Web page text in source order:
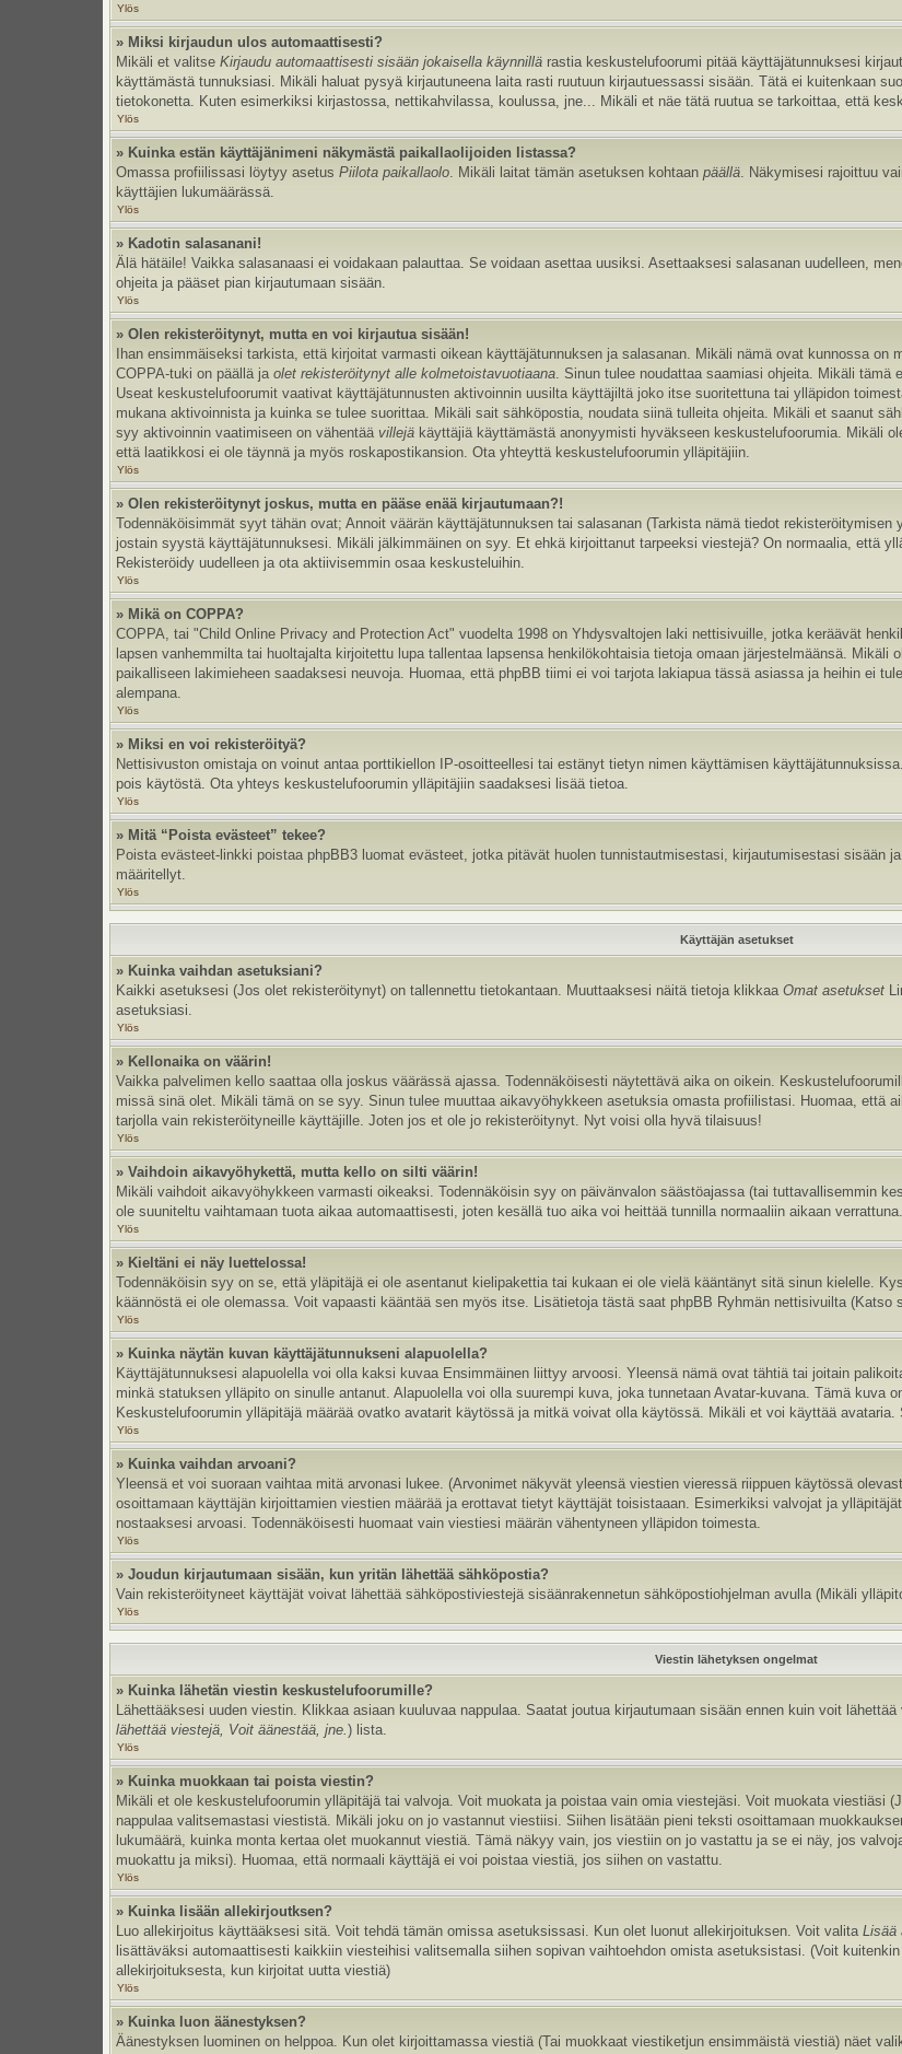
Ylös
» Miksi kirjaudun ulos automaattisesti?
Mikäli et valitseKirjaudu automaattisesti sisään jokaisella käynnillä rastia keskustelufoorumi pitää käyttäjätunnuksesi
käyttämästä tunnuksiasi. Mikäli haluat pysyä kirjautuneena laita rasti ruutuun kirjautuessassi sisään. Tätä ei kuitenkaan
tietokonetta. Kuten esimerkiksi kirjastossa, nettikahvilassa, koulussa, jne... Mikäli et näe tätä ruutua se tarkoittaa, että
Ylös
» Kuinka estän käyttäjänimeni näkymästä paikallaolijoiden listassa?
Omassa profiilissasi löytyy asetusPiilota paikallaolo. Mikäli laitat tämän asetuksen kohtaanpäällä. Näkymisesi rajoittuu
käyttäjien lukumäärässä.
Ylös
» Kadotin salasanani!
Älä hätäile! Vaikka salasanaasi ei voidakaan palauttaa. Se voidaan asettaa uusiksi. Asettaaksesi salasanan uudelleen,
ohjeita ja pääset pian kirjautumaan sisään.
Ylös
» Olen rekisteröitynyt, mutta en voi kirjautua sisään!
Ihan ensimmäiseksi tarkista, että kirjoitat varmasti oikean käyttäjätunnuksen ja salasanan. Mikäli nämä ovat kunnossa
COPPA-tuki on päällä jaolet rekisteröitynyt alle kolmetoistavuotiaana. Sinun tulee noudattaa saamiasi ohjeita. Mikäli
Useat keskustelufoorumit vaativat käyttäjätunnusten aktivoinnin uusilta käyttäjiltä joko itse suoritettuna tai ylläpidon
mukana aktivoinnista ja kuinka se tulee suorittaa. Mikäli sait sähköpostia, noudata siinä tulleita ohjeita. Mikäli et saanut
syy aktivoinnin vaatimiseen on vähentäävillejä käyttäjiä käyttämästä anonyymisti hyväkseen keskustelufoorumia. Mikäli
että laatikkosi ei ole täynnä ja myös roskapostikansion. Ota yhteyttä keskustelufoorumin ylläpitäjiin.
Ylös
» Olen rekisteröitynyt joskus, mutta en pääse enää kirjautumaan?!
Todennäköisimmät syyt tähän ovat; Annoit väärän käyttäjätunnuksen tai salasanan (Tarkista nämä tiedot
jostain syystä käyttäjätunnuksesi. Mikäli jälkimmäinen on syy. Et ehkä kirjoittanut tarpeeksi viestejä? On normaalia, että
Rekisteröidy uudelleen ja ota aktiivisemmin osaa keskusteluihin.
Ylös
» Mikä on COPPA?
COPPA, tai "Child Online Privacy and Protection Act" vuodelta 1998 on Yhdysvaltojen laki nettisivuille, jotka keräävät
lapsen vanhemmilta tai huoltajalta kirjoitettu lupa tallentaa lapsensa henkilökohtaisia tietoja omaan järjestelmäänsä.
paikalliseen lakimieheen saadaksesi neuvoja. Huomaa, että phpBB tiimi ei voi tarjota lakiapua tässä asiassa ja heihin ei
alempana.
Ylös
» Miksi en voi rekisteröityä?
Nettisivuston omistaja on voinut antaa porttikiellon IP-osoitteellesi tai estänyt tietyn nimen käyttämisen
pois käytöstä. Ota yhteys keskustelufoorumin ylläpitäjiin saadaksesi lisää tietoa.
Ylös
» Mitä “Poista evästeet” tekee?
Poista evästeet-linkki poistaa phpBB3 luomat evästeet, jotka pitävät huolen tunnistautmisestasi, kirjautumisestasi sisään
määritellyt.
Ylös
Käyttäjän asetukset
» Kuinka vaihdan asetuksiani?
Kaikki asetuksesi (Jos olet rekisteröitynyt) on tallennettu tietokantaan. Muuttaaksesi näitä tietoja klikkaaOmat asetukset
asetuksiasi.
Ylös
» Kellonaika on väärin!
Vaikka palvelimen kello saattaa olla joskus väärässä ajassa. Todennäköisesti näytettävä aika on oikein.
missä sinä olet. Mikäli tämä on se syy. Sinun tulee muuttaa aikavyöhykkeen asetuksia omasta profiilistasi. Huomaa, että
tarjolla vain rekisteröityneille käyttäjille. Joten jos et ole jo rekisteröitynyt. Nyt voisi olla hyvä tilaisuus!
Ylös
» Vaihdoin aikavyöhykettä, mutta kello on silti väärin!
Mikäli vaihdoit aikavyöhykkeen varmasti oikeaksi. Todennäköisin syy on päivänvalon säästöajassa (tai tuttavallisemmin
ole suuniteltu vaihtamaan tuota aikaa automaattisesti, joten kesällä tuo aika voi heittää tunnilla normaaliin aikaan verrattuna.
Ylös
» Kieltäni ei näy luettelossa!
Todennäköisin syy on se, että yläpitäjä ei ole asentanut kielipakettia tai kukaan ei ole vielä kääntänyt sitä sinun kielelle.
käännöstä ei ole olemassa. Voit vapaasti kääntää sen myös itse. Lisätietoja tästä saat phpBB Ryhmän nettisivuilta (Katso
Ylös
» Kuinka näytän kuvan käyttäjätunnukseni alapuolella?
Käyttäjätunnuksesi alapuolella voi olla kaksi kuvaa Ensimmäinen liittyy arvoosi. Yleensä nämä ovat tähtiä tai joitain
minkä statuksen ylläpito on sinulle antanut. Alapuolella voi olla suurempi kuva, joka tunnetaan Avatar-kuvana. Tämä kuva
Keskustelufoorumin ylläpitäjä määrää ovatko avatarit käytössä ja mitkä voivat olla käytössä. Mikäli et voi käyttää
Ylös
» Kuinka vaihdan arvoani?
Yleensä et voi suoraan vaihtaa mitä arvonasi lukee. (Arvonimet näkyvät yleensä viestien vieressä riippuen käytössä
osoittamaan käyttäjän kirjoittamien viestien määrää ja erottavat tietyt käyttäjät toisistaaan. Esimerkiksi valvojat ja
nostaaksesi arvoasi. Todennäköisesti huomaat vain viestiesi määrän vähentyneen ylläpidon toimesta.
Ylös
» Joudun kirjautumaan sisään, kun yritän lähettää sähköpostia?
Vain rekisteröityneet käyttäjät voivat lähettää sähköpostiviestejä sisäänrakennetun sähköpostiohjelman avulla (Mikäli
Ylös
Viestin lähetyksen ongelmat
» Kuinka lähetän viestin keskustelufoorumille?
Lähettääksesi uuden viestin. Klikkaa asiaan kuuluvaa nappulaa. Saatat joutua kirjautumaan sisään ennen kuin voit
lähettää viestejä, Voit äänestää, jne.) lista.
Ylös
» Kuinka muokkaan tai poista viestin?
Mikäli et ole keskustelufoorumin ylläpitäjä tai valvoja. Voit muokata ja poistaa vain omia viestejäsi. Voit muokata viestiäsi
nappulaa valitsemastasi viestistä. Mikäli joku on jo vastannut viestiisi. Siihen lisätään pieni teksti osoittamaan
lukumäärä, kuinka monta kertaa olet muokannut viestiä. Tämä näkyy vain, jos viestiin on jo vastattu ja se ei näy, jos
muokattu ja miksi). Huomaa, että normaali käyttäjä ei voi poistaa viestiä, jos siihen on vastattu.
Ylös
» Kuinka lisään allekirjoutksen?
Luo allekirjoitus käyttääksesi sitä. Voit tehdä tämän omissa asetuksissasi. Kun olet luonut allekirjoituksen. Voit valitaLisää
lisättäväksi automaattisesti kaikkiin viesteihisi valitsemalla siihen sopivan vaihtoehdon omista asetuksistasi. (Voit
allekirjoituksesta, kun kirjoitat uutta viestiä)
Ylös
» Kuinka luon äänestyksen?
Äänestyksen luominen on helppoa. Kun olet kirjoittamassa viestiä (Tai muokkaat viestiketjun ensimmäistä viestiä) näet